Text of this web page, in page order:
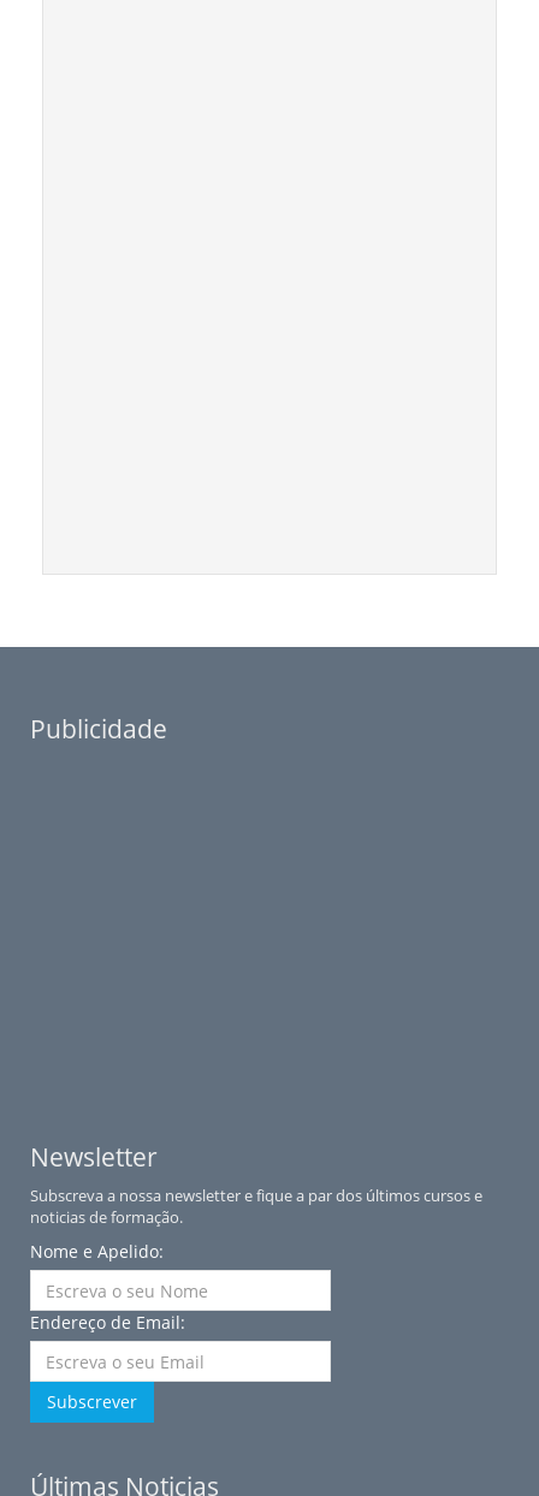
Publicidade
Newsletter
Subscreva a nossa newsletter e fique a par dos últimos cursos e
noticias de formação.
Nome e Apelido:
Endereço de Email:
Subscrever
Últimas Noticias